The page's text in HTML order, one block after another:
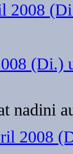
2008
(Di.)
nadini
2008